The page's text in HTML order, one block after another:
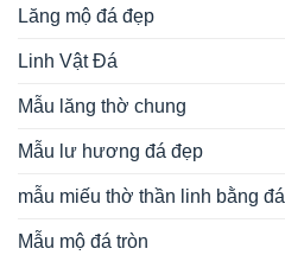
Lăng mộ đá đẹp
Linh Vật Đá
Mẫu lăng thờ chung
Mẫu lư hương đá đẹp
mẫu miếu thờ thần linh bằng đá
Mẫu mộ đá tròn